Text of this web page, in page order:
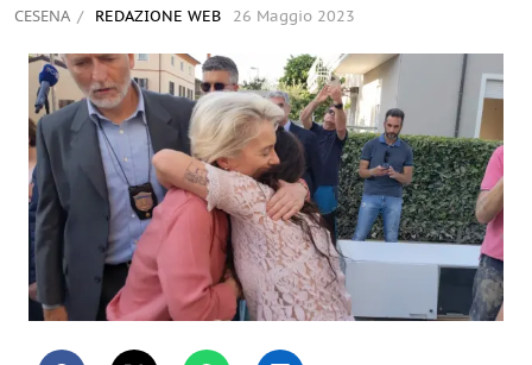
CESENA REDAZIONE WEB 26 Maggio 2023